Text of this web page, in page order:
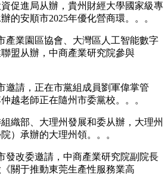
進局从辦，貴州財經大學國家級專
的安順市2025年優化營商環。。。
業園區協會、大灣區人工智能數字
盟从辦，中商產業研究院參與
請，正在市黨組成員劉軍偉掌管
越老師正在隨州市委黨校。。。
部、大理州發展和委从辦，大理州
）承辦的大理州領。。。
改委邀請，中商產業研究院副院長
關于推動東莞生產性服務業高